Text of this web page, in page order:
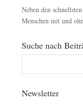
Neben den
Menschen mit und
Suche nach
Newsletter